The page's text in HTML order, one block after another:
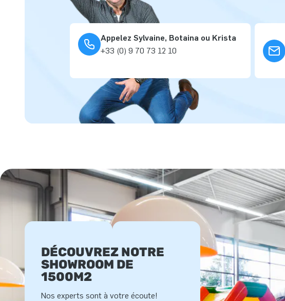
Appelez Sylvaine, Botaina ou Krista
+33 (0) 9 70 73 12 10
DÉCOUVREZ NOTRE
SHOWROOM DE
1500M2
Nos experts sont à votre écoute!